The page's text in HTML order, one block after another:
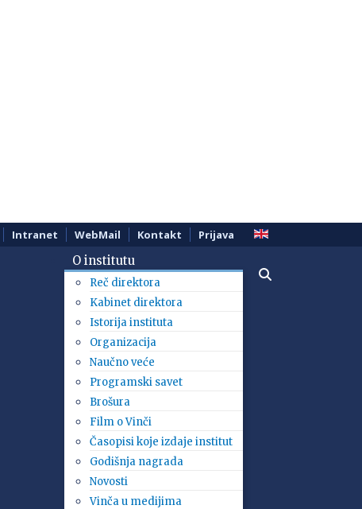
Intranet WebMail Kontakt Prijava
O institutu
Reč direktora
Kabinet direktora
Istorija instituta
Organizacija
Naučno veće
Programski savet
Brošura
Film o Vinči
Časopisi koje izdaje institut
Godišnja nagrada
Novosti
Vinča u medijima